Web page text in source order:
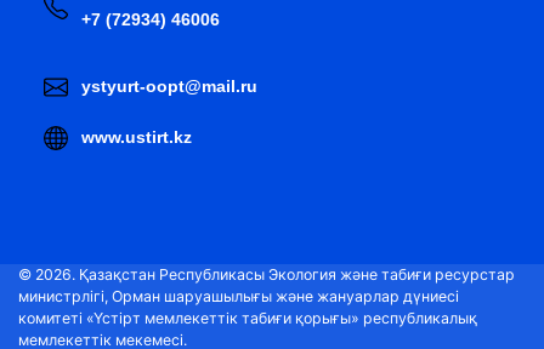
+7 (72934) 46006
ystyurt-oopt@mail.ru
www.ustirt.kz
© 2026. Қазақстан Республикасы Экология және табиғи ресурстар
министрлігі, Орман шаруашылығы және жануарлар дүниесі
комитеті «Үстірт мемлекеттік табиғи қорығы» республикалық
мемлекеттік мекемесі.